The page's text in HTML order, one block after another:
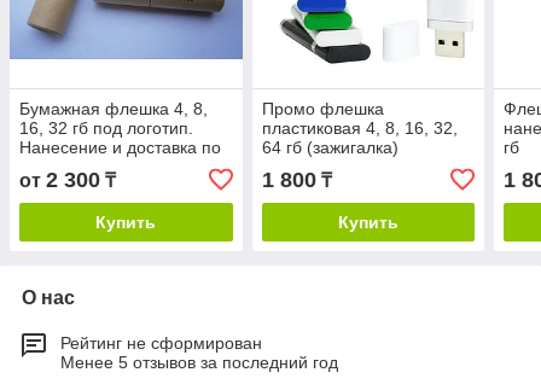
Бумажная флешка 4, 8,
16, 32 гб под логотип.
Нанесение и доставка по
РК - бесплатно.
от 2 300 ₸
Купить
Промо флешка
пластиковая 4, 8, 16, 32,
64 гб (зажигалка)
1 800₸
Купить
гб
1
О нас
Рейтинг не сформирован
Менее 5 отзывов за последний год